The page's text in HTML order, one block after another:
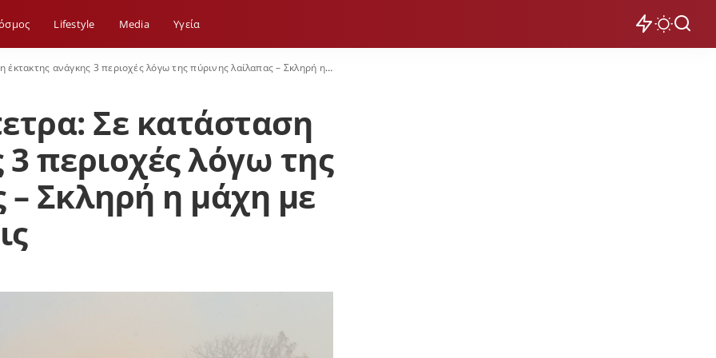
Lifestyle Media Yγεία
ανάγκης 3 περιοχές λόγω της πύρινης λαίλαπας – Σκληρή η μάχη με τις αναζωπυρώσεις
Σε κατάσταση
περιοχές λόγω της
Σκληρή η μάχη με